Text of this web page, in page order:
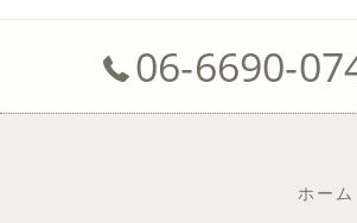
06-6690-
ホーム